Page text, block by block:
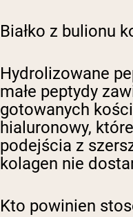
Białko z bulionu
Hydrolizowane
małe peptydy
gotowanych
hialuronowy,
podejścia z
kolagen nie
Kto powinien